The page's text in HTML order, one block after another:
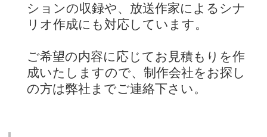
ションの収録や、放送作家によるシナ
リオ作成にも対応しています。
ご希望の内容に応じてお見積もりを作
成いたしますので、制作会社をお探し
の方は弊社までご連絡下さい。